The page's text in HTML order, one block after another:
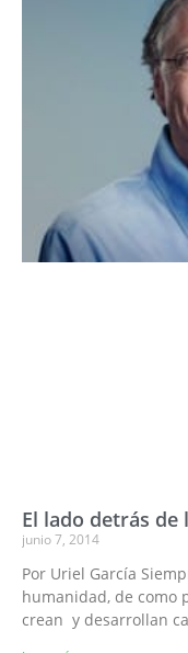
El lado detrás de
junio 7, 2014
Por Uriel García
humanidad, de como
crean y desarrollan